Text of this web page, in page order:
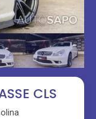
CLS